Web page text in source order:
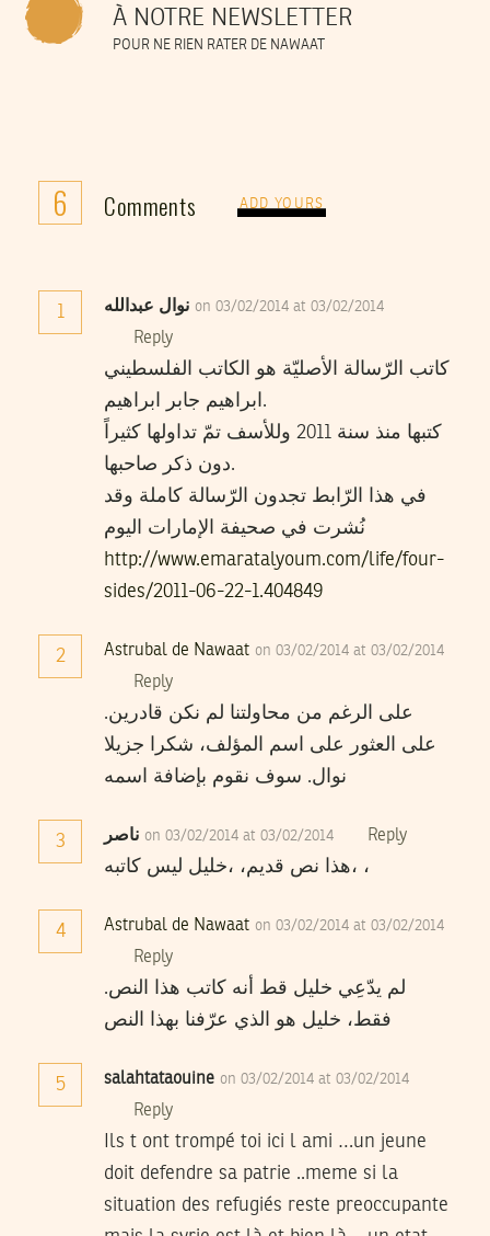
À NOTRE NEWSLETTER
POUR NE RIEN RATER DE NAWAAT
6 Comments ADD YOURS
1 نوال عبدالله on 03/02/2014 at 03/02/2014
Reply
كاتب الرّسالة الأصليّة هو الكاتب الفلسطيني
ابراهيم جابر ابراهيم.
كتبها منذ سنة 2011 وللأسف تمّ تداولها كثيراً
دون ذكر صاحبها.
في هذا الرّابط تجدون الرّسالة كاملة وقد
نُشرت في صحيفة الإمارات اليوم
http://www.emaratalyoum.com/life/four-
sides/2011-06-22-1.404849
2 Astrubal de Nawaat on 03/02/2014 at 03/02/2014
Reply
.على الرغم من محاولتنا لم نكن قادرين
على العثور على اسم المؤلف، شكرا جزيلا
نوال. سوف نقوم بإضافة اسمه
3 ناصر on 03/02/2014 at 03/02/2014 Reply
هذا نص قديم، ،خليل ليس كاتبه، ،
4 Astrubal de Nawaat on 03/02/2014 at 03/02/2014
Reply
لم يدّعِي خليل قط أنه كاتب هذا النص.
فقط، خليل هو الذي عرّفنا بهذا النص
5 salahtataouine on 03/02/2014 at 03/02/2014
Reply
Ils t ont trompé toi ici l ami …un jeune
doit defendre sa patrie ..meme si la
situation des refugiés reste preoccupante